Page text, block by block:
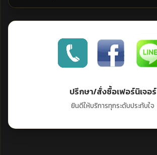
ปรึกษา/สั่งซื้อเฟอร์นิเจอร์
ยินดีให้บริการทุกระดับประทับใจ